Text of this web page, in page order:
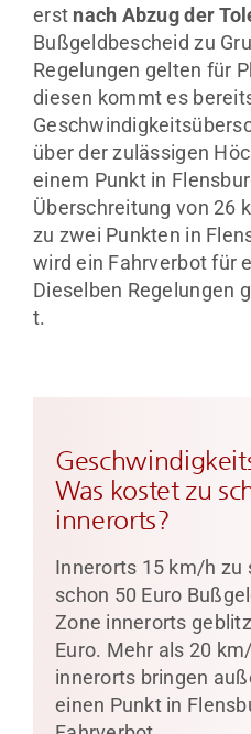
erst nach Abzug der
Bußgeldbescheid zu
Regelungen gelten für
diesen kommt es
über der zulässigen
einem Punkt in
Überschreitung von 26
zu zwei Punkten in
wird ein Fahrverbot für
Dieselben Regelungen
t.
Was kostet zu
innerorts?
Innerorts 15 km/h zu
schon 50 Euro
Zone innerorts
Euro. Mehr als 20
innerorts bringen
einen Punkt in